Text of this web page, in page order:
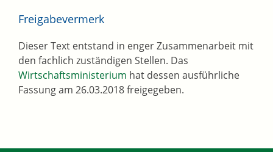
Freigabevermerk
Dieser Text entstand in enger Zusammenarbeit mit
den fachlich zuständigen Stellen. Das
Wirtschaftsministerium hat dessen ausführliche
Fassung am 26.03.2018 freigegeben.